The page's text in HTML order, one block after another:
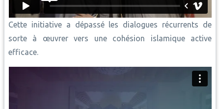
Cette initiative a dépassé les dialogues récurrents de
sorte à œuvrer vers une cohésion islamique active
efficace.